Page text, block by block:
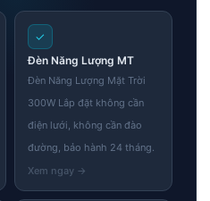
Skip
content
✓
Đèn Năng Lượng MT
Đèn Năng Lượng Mặt Trời
300W Lắp đặt không cần
điện lưới, không cần đào
đường, bảo hành 24 tháng.